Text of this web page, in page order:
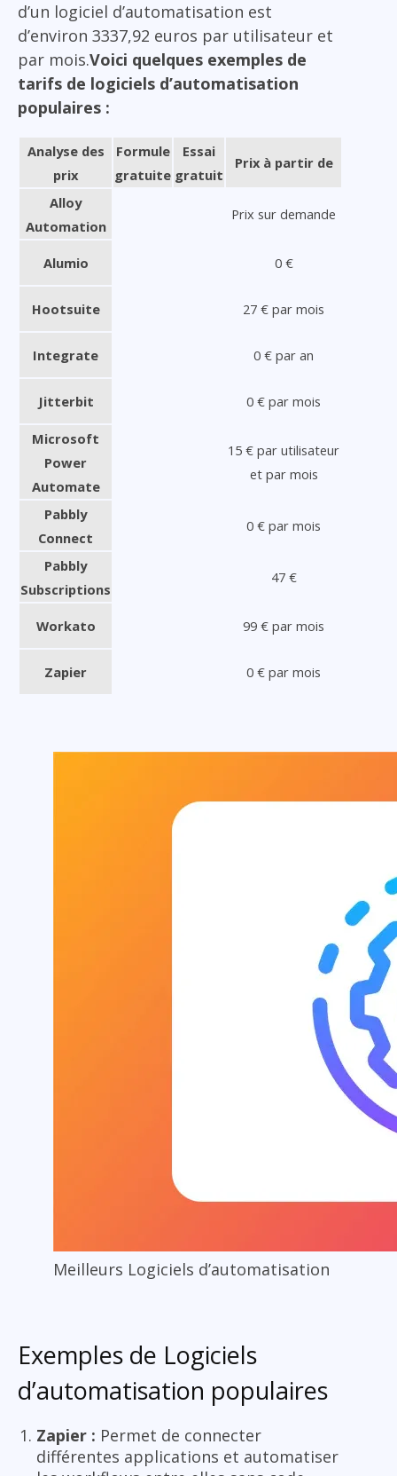
d’un logiciel d’automatisation est
d’environ 3337,92 euros par utilisateur et
par mois.Voici quelques exemples de
tarifs de logiciels d’automatisation
populaires :
Analyse des
prix
Formule
gratuite
Essai
gratuit
Prix à partir de
Alloy
Automation
Prix sur demande
Alumio 0 €
Hootsuite 27 € par mois
Integrate 0 € par an
Jitterbit 0 € par mois
Microsoft
Power
Automate
15 € par utilisateur
et par mois
Pabbly
Connect
0 € par mois
Pabbly
Subscriptions
47 €
Workato 99 € par mois
Zapier 0 € par mois
Meilleurs Logiciels d’automatisation
Exemples de Logiciels
d’automatisation populaires
Zapier : Permet de connecter
différentes applications et automatiser